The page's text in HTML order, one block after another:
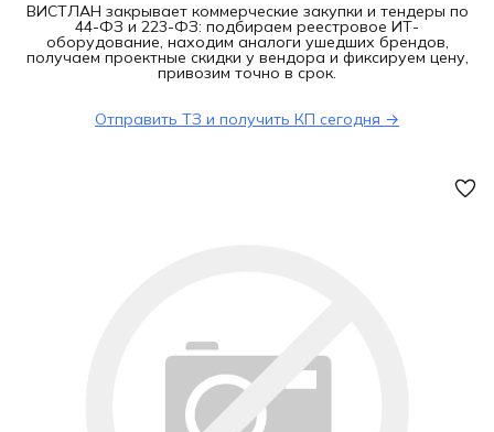
ВИСТЛАН закрывает коммерческие закупки и тендеры по
44-ФЗ и 223-ФЗ: подбираем реестровое ИТ-
оборудование, находим аналоги ушедших брендов,
получаем проектные скидки у вендора и фиксируем цену,
привозим точно в срок.
Отправить ТЗ и получить КП сегодня →